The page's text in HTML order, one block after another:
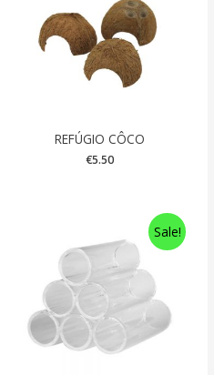
REFÚGIO CÔCO
€5.50
Sale!